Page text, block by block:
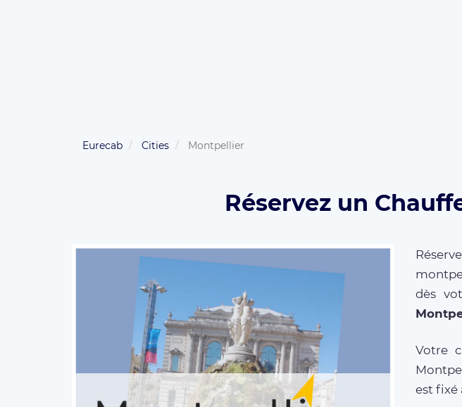
Eurecab Cities Montpellier
Réservez un
dès
Votre
est fixé